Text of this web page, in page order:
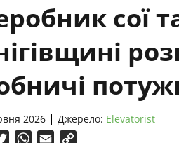
сої
2026 Джерело: Elevatorist
TwitterWhatsApp
Email